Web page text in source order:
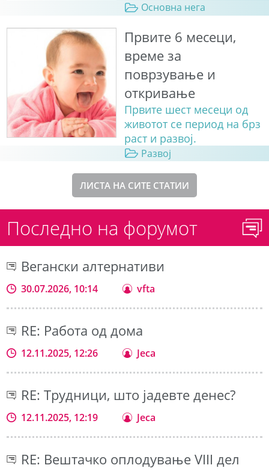
Основна нега
Првите 6 месеци,
време за
поврзување и
откривање
Првите шест месеци од
животот се период на брз
раст и развој.
Развој
ЛИСТА НА СИТЕ СТАТИИ
Последно на форумот
Вегански алтернативи
30.07.2026, 10:14 vfta
RE: Работа од дома
12.11.2025, 12:26 Jeca
RE: Трудници, што јадевте денес?
12.11.2025, 12:19 Jeca
RE: Вештачко оплодување VIII дел